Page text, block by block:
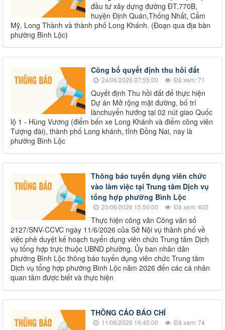
đầu tư xây dựng đường ĐT.770B,
huyện Định Quán,Thống Nhất, Cẩm
Mỹ, Long Thành và thành phố Long Khánh. (Đoạn qua địa bàn
phường Bình Lộc)
Công bố quyết định thu hồi đất
24/06/2026 07:55:00 Đã xem: 71
Quyết định Thu hồi đất để thực hiện
Dự án Mở rộng mặt đường, bố trí
lànchuyển hướng tại 02 nút giao Quốc
lộ 1 - Hùng Vương (điểm bến xe Long Khánh và điểm công viên
Tượng đài), thành phố Long khánh, tỉnh Đồng Nai, nay là
phường Bình Lộc
Thông báo tuyển dụng viên chức
vào làm việc tại Trung tâm Dịch vụ
tổng hợp phường Bình Lộc
23/06/2026 15:50:00 Đã xem: 402
Thực hiện công văn Công văn số
2127/SNV-CCVC ngày 11/6/2026 của Sở Nội vụ thành phố về
việc phê duyệt kế hoạch tuyển dụng viên chức Trung tâm Dịch
vụ tổng hợp trực thuộc UBND phường. Ủy ban nhân dân
phường Bình Lộc thông báo tuyển dụng viên chức Trung tâm
Dịch vụ tổng hợp phường Bình Lộc năm 2026 đến các cá nhân
quan tâm được biết và thực hiện
THÔNG CÁO BÁO CHÍ
11/06/2026 16:45:00 Đã xem: 74